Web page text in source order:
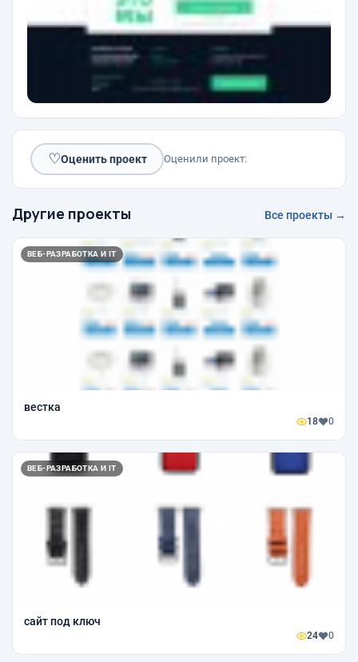
♡Оценить проект Оценили проект:
Другие проекты Все проекты →
ВЕБ-РАЗРАБОТКА И IT
вестка
18 0
ВЕБ-РАЗРАБОТКА И IT
сайт под ключ
24 0